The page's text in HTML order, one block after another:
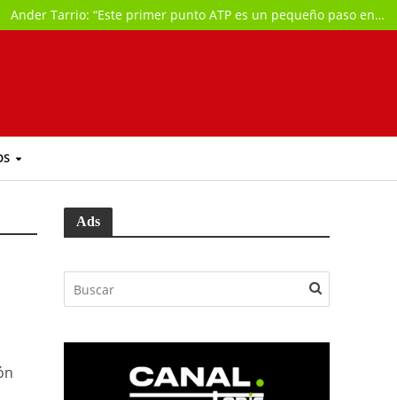
Ander Tarrio: “Este primer punto ATP es un pequeño paso en mi carrera que me da la ilusión de poder jugar al tenis de manera profesional”
Ads